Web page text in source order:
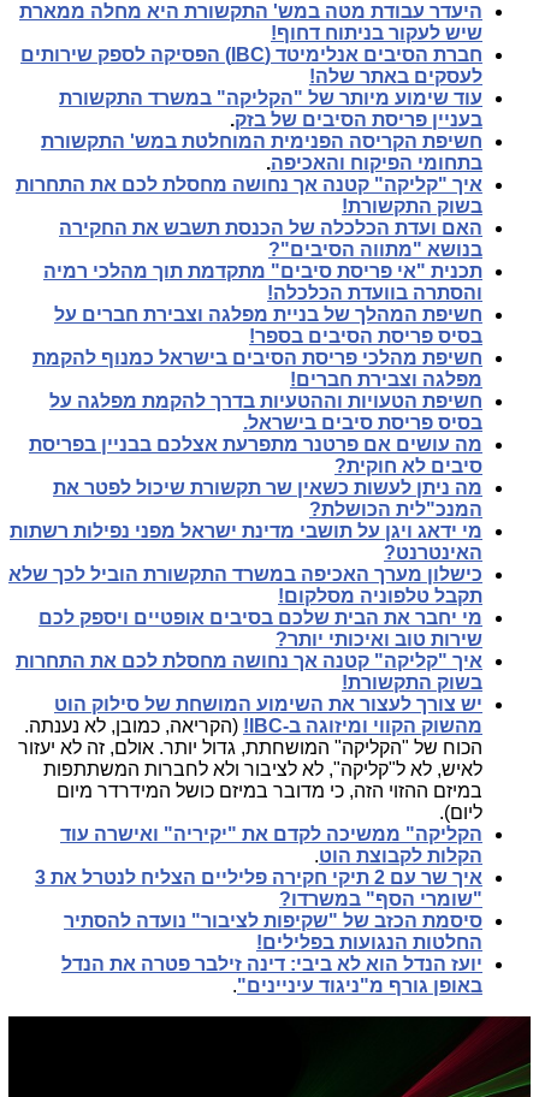
היעדר עבודת מטה במש' התקשורת היא מחלה ממארת
שיש לעקור בניתוח דחוף!
חברת הסיבים אנלימיטד (IBC) הפסיקה לספק שירותים
לעסקים באתר שלה!
עוד שימוע מיותר של "הקליקה" במשרד התקשורת
בעניין פריסת הסיבים של בזק.
חשיפת הקריסה הפנימית המוחלטת במש' התקשורת
בתחומי הפיקוח והאכיפה.
איך "קליקה" קטנה אך נחושה מחסלת לכם את התחרות
בשוק התקשורת!
האם ועדת הכלכלה של הכנסת תשבש את החקירה
בנושא "מתווה הסיבים"?
תכנית "אי פריסת סיבים" מתקדמת תוך מהלכי רמיה
והסתרה בוועדת הכלכלה!
חשיפת המהלך של בניית מפלגה וצבירת חברים על
בסיס פריסת הסיבים בספר!
חשיפת מהלכי פריסת הסיבים בישראל כמנוף להקמת
מפלגה וצבירת חברים!
חשיפת הטעויות וההטעיות בדרך להקמת מפלגה על
בסיס פריסת סיבים בישראל.
מה עושים אם פרטנר מתפרעת אצלכם בבניין בפריסת
סיבים לא חוקית?
מה ניתן לעשות כשאין שר תקשורת שיכול לפטר את
המנכ"לית הכושלת?
מי ידאג ויגן על תושבי מדינת ישראל מפני נפילות רשתות
האינטרנט?
כישלון מערך האכיפה במשרד התקשורת הוביל לכך שלא
תקבל טלפוניה מסלקום!
מי יחבר את הבית שלכם בסיבים אופטיים ויספק לכם
שירות טוב ואיכותי יותר?
איך "קליקה" קטנה אך נחושה מחסלת לכם את התחרות
בשוק התקשורת!
יש צורך לעצור את השימוע המושחת של סילוק הוט
מהשוק הקווי ומיזוגה ב-IBC!
(הקריאה, כמובן, לא נענתה.
הכוח של "הקליקה" המושחתת, גדול יותר. אולם, זה לא יעזור
לאיש, לא ל"קליקה", לא לציבור ולא לחברות המשתתפות
במיזם ההזוי הזה, כי מדובר במיזם כושל המידרדר מיום
ליום).
הקליקה" ממשיכה לקדם את "יקיריה" ואישרה עוד
הקלות לקבוצת הוט.
איך שר עם 2 תיקי חקירה פליליים הצליח לנטרל את 3
"שומרי הסף" במשרדו?
סיסמת הכזב של "שקיפות לציבור" נועדה להסתיר
החלטות הנגועות בפלילים!
יועז הנדל הוא לא ביבי: דינה זילבר פטרה את הנדל
באופן גורף מ"ניגוד עיניינים".